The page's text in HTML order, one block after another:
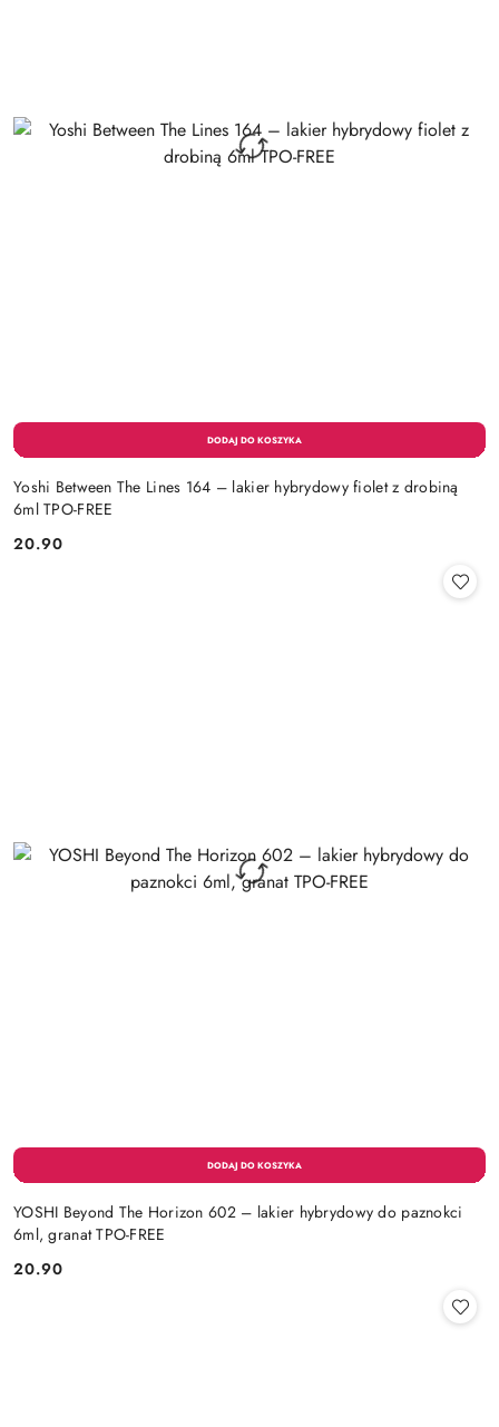
Yoshi Between The Lines 164 – lakier hybrydowy fiolet z drobiną
6ml TPO-FREE
Cena:
20.90
YOSHI Beyond The Horizon 602 – lakier hybrydowy do paznokci
6ml, granat TPO-FREE
Cena:
20.90